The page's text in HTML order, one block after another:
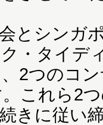
とシンガ
・タイデ
2つのコ
これら2
きに従い